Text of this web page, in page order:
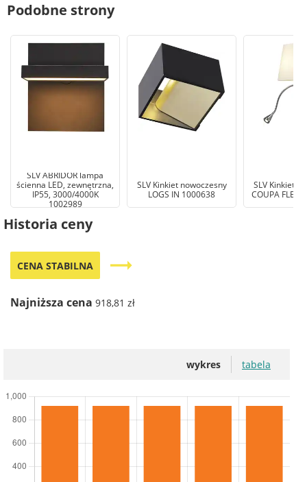
Podobne strony
SLV ABRIDOR lampa
ścienna LED, zewnętrzna,
IP55, 3000/4000K
1002989
SLV Kinkiet nowoczesny
LOGS IN 1000638
SLV Kinkiet
COUPA
Historia ceny
CENA STABILNA trending_flat
Najniższa cena 918,81 zł
wykres tabela